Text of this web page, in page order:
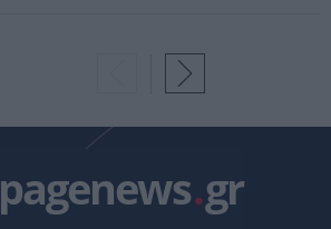
pagenews.gr